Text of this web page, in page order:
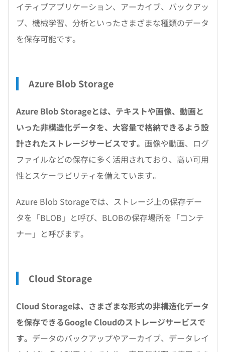
イティブアプリケーション、アーカイブ、バックアッ
プ、機械学習、分析といったさまざまな種類のデータ
を保存可能です。
Azure Blob Storage
Azure Blob Storageとは、テキストや画像、動画と
いった非構造化データを、大容量で格納できるよう設
計されたストレージサービスです。 画像や動画、ログ
ファイルなどの保存に多く活用されており、高い可用
性とスケーラビリティを備えています。
Azure Blob Storageでは、ストレージ上の保存デー
タを「BLOB」と呼び、BLOBの保存場所を「コンテ
ナー」と呼びます。
Cloud Storage
Cloud Storageは、さまざまな形式の非構造化データ
を保存できるGoogle Cloudのストレージサービスで
す。 データのバックアップやアーカイブ、データレイ